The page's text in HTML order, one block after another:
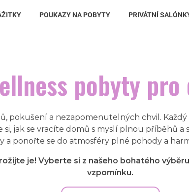
POUKAZY NA POBYTY PRIVÁTNÍ
pobyty pro
pokušení a nezapomenutelných chvil.
jak se vracíte domů s myslí plnou příběhů
a ponořte se do atmosféry plné pohody a
je! Vyberte si z našeho bohatého
vzpomínku.